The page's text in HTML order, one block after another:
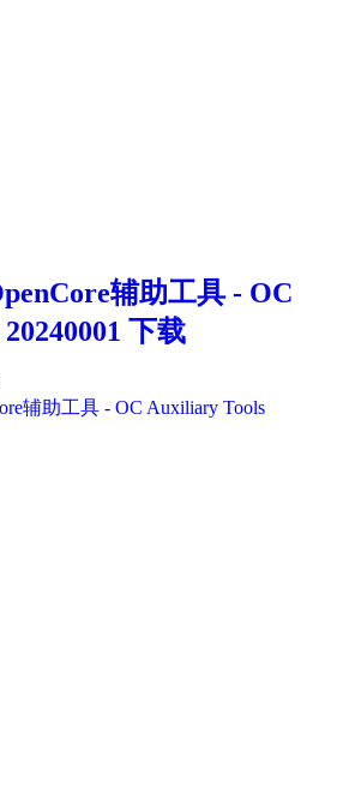
辅助工具 - OC
下载